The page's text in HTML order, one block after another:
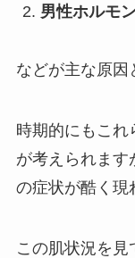
男性ホルモ
などが主な原因
時期的にもこれ
が考えられます
の症状が酷く現
この肌状況を見